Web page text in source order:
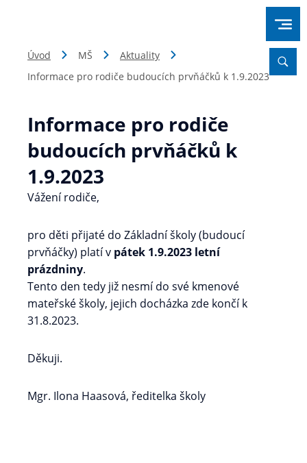
Úvod MŠ
Aktuality
Informace pro rodiče budoucích prvňáčků k 1.9.2023
Informace pro rodiče
budoucích prvňáčků k
1.9.2023
Vážení rodiče,
pro děti přijaté do Základní školy (budoucí
prvňáčky) platí v pátek 1.9.2023 letní
prázdniny.
Tento den tedy již nesmí do své kmenové
mateřské školy, jejich docházka zde končí k
31.8.2023.
Děkuji.
Mgr. Ilona Haasová, ředitelka školy